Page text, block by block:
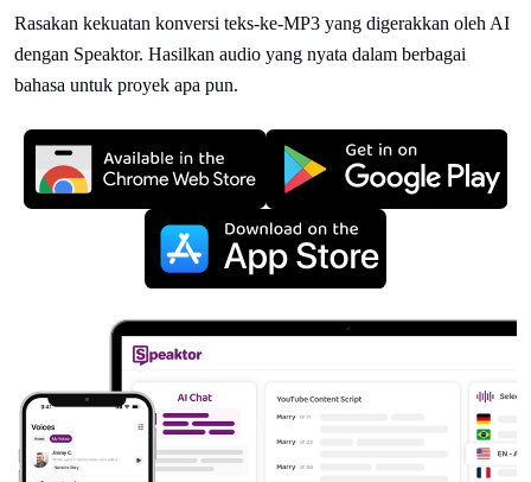
Rasakan kekuatan konversi teks-ke-MP3 yang digerakkan oleh AI
dengan Speaktor. Hasilkan audio yang nyata dalam berbagai
bahasa untuk proyek apa pun.